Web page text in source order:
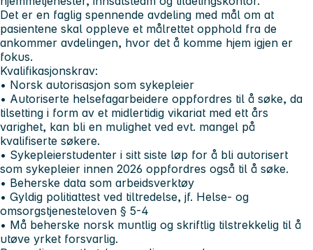
Det er en faglig spennende avdeling med mål om at
pasientene skal oppleve et målrettet opphold fra de
ankommer avdelingen, hvor det å komme hjem igjen er
fokus.
Kvalifikasjonskrav:
• Norsk autorisasjon som sykepleier
• Autoriserte helsefagarbeidere oppfordres til å søke, da
tilsetting i form av et midlertidig vikariat med ett års
varighet, kan bli en mulighet ved evt. mangel på
kvalifiserte søkere.
• Sykepleierstudenter i sitt siste løp for å bli autorisert
som sykepleier innen 2026 oppfordres også til å søke.
• Beherske data som arbeidsverktøy
• Gyldig politiattest ved tiltredelse, jf. Helse- og
omsorgstjenesteloven § 5-4
• Må beherske norsk muntlig og skriftlig tilstrekkelig til å
utøve yrket forsvarlig.